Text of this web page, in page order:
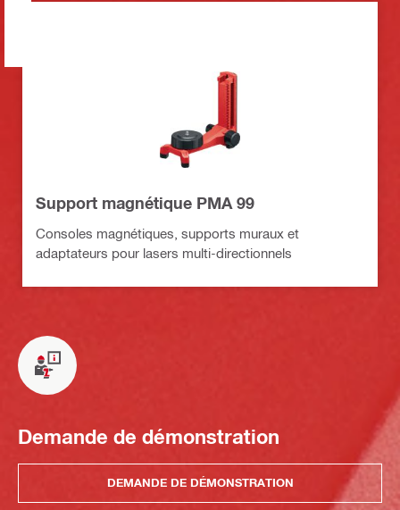
Support magnétique PMA 99
Consoles magnétiques, supports muraux et
adaptateurs pour lasers multi-directionnels
Demande de démonstration
DEMANDE DE DÉMONSTRATION